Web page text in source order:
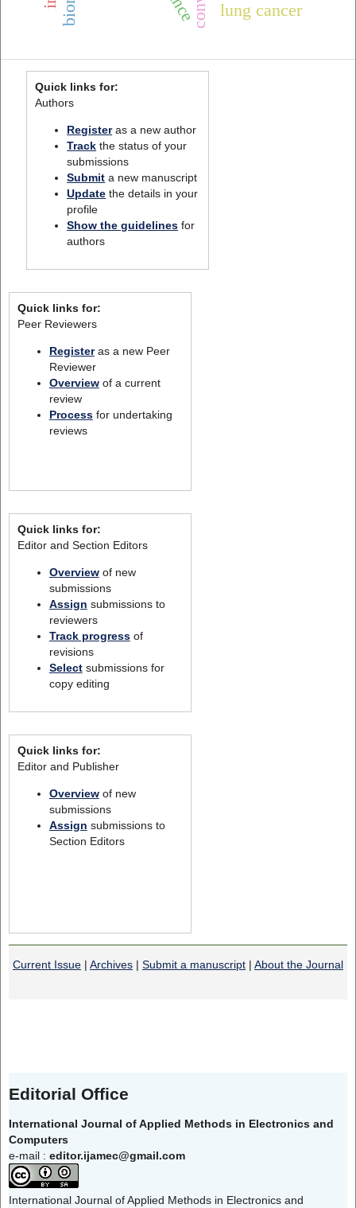
lung cancer
Quick links for:
Authors
Registeras a new author
Track the status of your
submissions
Submit a new manuscript
Update the details in your
profile
Show the guidelines for
authors
Quick links for:
Peer Reviewers
Registeras a new Peer
Reviewer
Overviewof a current
review
Processfor undertaking
reviews
Quick links for:
Editor and Section Editors
Overviewof new
submissions
Assign submissions to
reviewers
Track progressof
revisions
Selectsubmissions for
copy editing
Quick links for:
Editor and Publisher
Overviewof new
submissions
Assign submissions to
Section Editors
Current Issue | Archives | Submit a manuscript | About the Journal
Editorial Office
International Journal of Applied Methods in Electronics and
Computers
e-mail : editor.ijamec@gmail.com
International Journal of Applied Methods in Electronics and